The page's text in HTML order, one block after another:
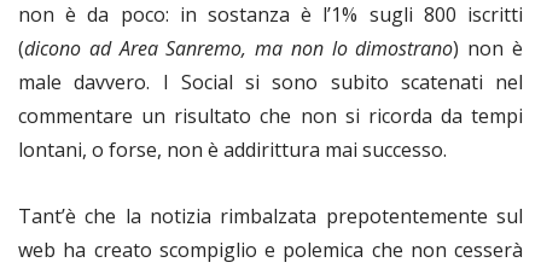
non è da poco: in sostanza è l’1% sugli 800 iscritti
(dicono ad Area Sanremo, ma non lo dimostrano) non è
male davvero. I Social si sono subito scatenati nel
commentare un risultato che non si ricorda da tempi
lontani, o forse, non è addirittura mai successo.
Tant’è che la notizia rimbalzata prepotentemente sul
web ha creato scompiglio e polemica che non cesserà